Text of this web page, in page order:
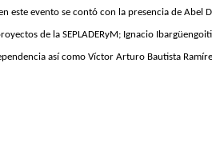
este evento se contó con la presencia de Abel
de la SEPLADERyM; Ignacio
así como Víctor Arturo Bautista